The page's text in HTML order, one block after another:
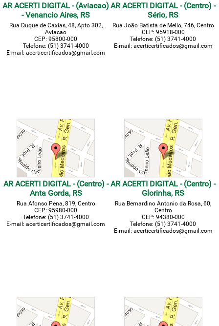
AR ACERTI DIGITAL - (Aviacao)
- Venancio Aires, RS
Rua Duque de Caxias, 48, Apto 302,
Aviacao
CEP: 95800-000
Telefone: (51) 3741-4000
E-mail: acerticertificados@gmail.com
AR ACERTI DIGITAL - (Centro) -
Sério, RS
Rua João Batista de Mello, 746, Centro
CEP: 95918-000
Telefone: (51) 3741-4000
E-mail: acerticertificados@gmail.com
AR ACERTI DIGITAL - (Centro) -
Anta Gorda, RS
Rua Afonso Pena, 819, Centro
CEP: 95980-000
Telefone: (51) 3741-4000
E-mail: acerticertificados@gmail.com
AR ACERTI DIGITAL - (Centro) -
Glorinha, RS
Rua Bernardino Antonio da Rosa, 60,
Centro
CEP: 94380-000
Telefone: (51) 3741-4000
E-mail: acerticertificados@gmail.com